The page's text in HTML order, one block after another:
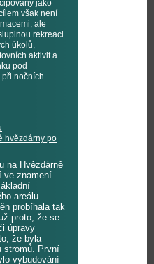
jako
však není
ale
rekreaci
úkolů,
aktivit a
pod
nočních
hvězdárny po
na Hvězdárně
ve znamení
areálu.
probíhala tak
proto, že se
úpravy
že byla
stromů. První
vybudování